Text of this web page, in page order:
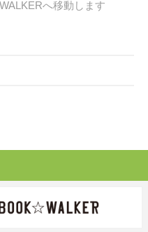
へ移動します